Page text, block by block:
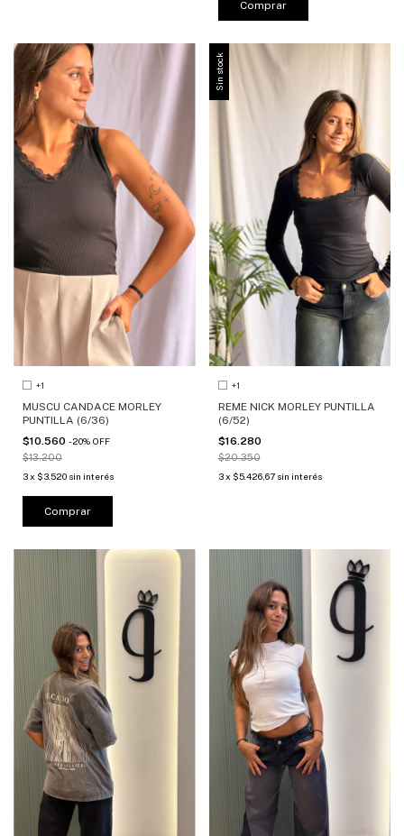
Comprar
+1
MUSCU CANDACE MORLEY
PUNTILLA (6/36)
$10.560 -20% OFF
$13.200
3x $3.520 sin interés
Comprar
Sin stock
+1
REME NICK MORLEY PUNTILLA
(6/52)
$16.280
$20.350
3 x $5.426,67 sin interés